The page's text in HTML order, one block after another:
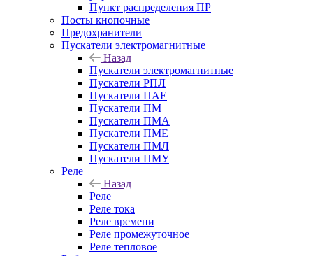
Пункт распределения ПР
Посты кнопочные
Предохранители
Пускатели электромагнитные
Назад
Пускатели электромагнитные
Пускатели РПЛ
Пускатели ПАЕ
Пускатели ПМ
Пускатели ПМА
Пускатели ПМЕ
Пускатели ПМЛ
Пускатели ПМУ
Реле
Назад
Реле
Реле тока
Реле времени
Реле промежуточное
Реле тепловое